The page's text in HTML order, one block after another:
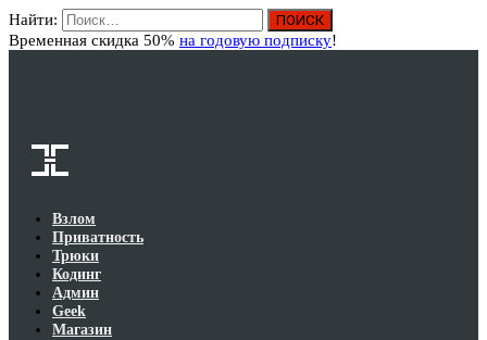
Найти:
Временная скидка 50% на годовую подписку!
Взлом
Приватность
Трюки
Кодинг
Админ
Geek
Магазин